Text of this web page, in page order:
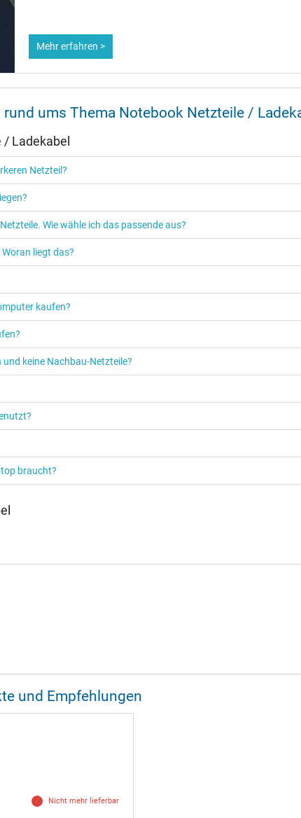
200 mm / 100 mm / 44 mm
N
Mehr erfahren >
ums Thema Notebook Netzteile /
Ladekabel
Netzteil?
Wie wähle ich das passende aus?
liegt das?
kaufen?
keine Nachbau-Netzteile?
braucht?
und Empfehlungen
Nicht mehr lieferbar